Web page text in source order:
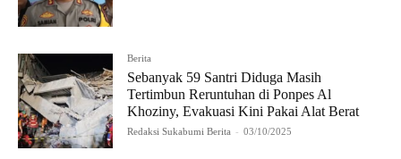
Berita
Sebanyak 59 Santri Diduga Masih
Tertimbun Reruntuhan di Ponpes Al
Khoziny, Evakuasi Kini Pakai Alat Berat
Redaksi Sukabumi Berita - 03/10/2025